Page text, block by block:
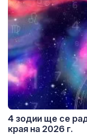
4 зодии ще се
края на 2026 г.